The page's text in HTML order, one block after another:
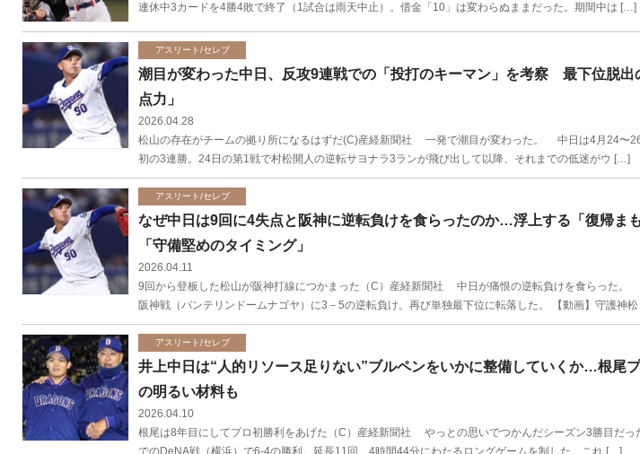
連休中3カードを4勝4敗で終了（1試合は雨天中止）。借金「10」は変わらぬままだった。期間中は […]
アスリート/セレブ
潮目が変わった中日、反攻9連戦での「投打のキーマン」を考察 最下位脱出
点力」
2026.04.28
松山の存在がチームの拠り所になるはずだ(C)産経新聞社 一発で潮目が変わった。 中日は4月24〜
初の3連勝。24日の第1戦で村松開人の逆転サヨナラ3ランが飛び出して以降、それまでの低迷がウ […]
アスリート/セレブ
なぜ中日は9回に4失点と阪神に逆転負けを食らったのか…浮上する「復帰ま
「守備堅めのタイミング」
2026.04.11
9回から登板した松山が阪神打線につかまった（C）産経新聞社 中日が痛恨の逆転負けを食らった
阪神戦（バンテリンドームナゴヤ）に3－5の逆転負け。再び単独最下位に転落した。 【動画】守護神
アスリート/セレブ
井上中日は“人的リソース足りない”ブルペンをいかに整備していくか…根尾
の明るい材料も
2026.04.10
根尾は8年目にしてプロ初勝利をあげた（C）産経新聞社 やっとの思いでつかんだシーズン3勝目だ
でのDeNA戦（横浜）で6-4の勝利。延長11回、4時間44分にわたるロングゲームを制した。これ […]